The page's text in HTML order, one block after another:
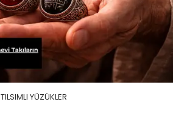
TILSIMLI YÜZÜKLER